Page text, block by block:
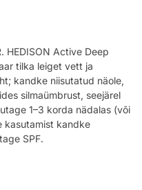
HEDISON Active Deep
tilka leiget vett ja
kandke niisutatud näole,
silmaümbrust, seejärel
1–3 korda nädalas (või
kasutamist kandke
SPF.